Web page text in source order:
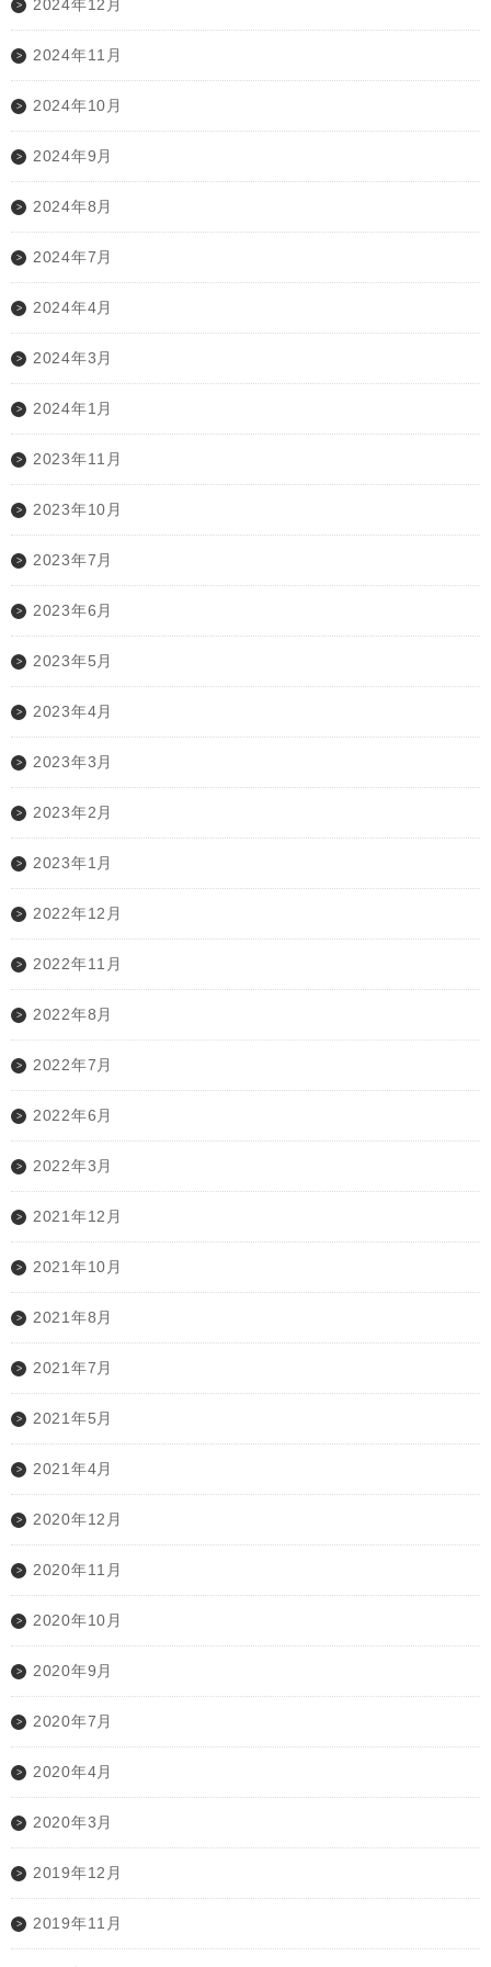
2024年12月
2024年11月
2024年10月
2024年9月
2024年8月
2024年7月
2024年4月
2024年3月
2024年1月
2023年11月
2023年10月
2023年7月
2023年6月
2023年5月
2023年4月
2023年3月
2023年2月
2023年1月
2022年12月
2022年11月
2022年8月
2022年7月
2022年6月
2022年3月
2021年12月
2021年10月
2021年8月
2021年7月
2021年5月
2021年4月
2020年12月
2020年11月
2020年10月
2020年9月
2020年7月
2020年4月
2020年3月
2019年12月
2019年11月